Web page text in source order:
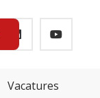
Vacatures